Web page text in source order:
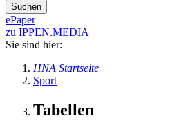
Suchen
ePaper
zu IPPEN.MEDIA
Sie sind hier:
HNA Startseite
Sport
Tabellen